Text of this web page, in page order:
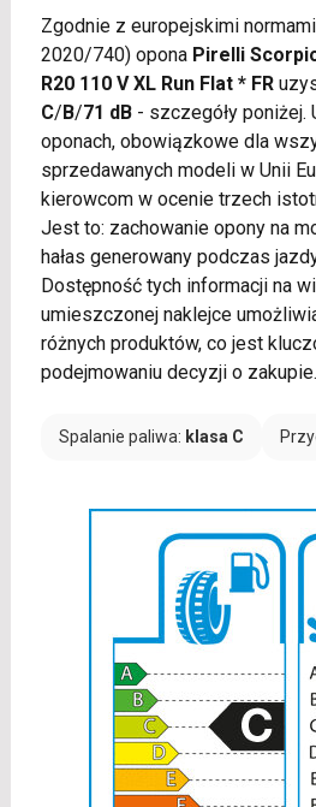
Zgodnie z europejskimi
2020/740) opona Pirelli
R20 110 V XL Run Flat * FR
C/ B/71 dB- szczegóły poniżej.
oponach, obowiązkowe dla
sprzedawanych modeli w Unii
kierowcom w ocenie trzech
Jest to: zachowanie opony na
hałas generowany podczas
Dostępność tych informacji na
umieszczonej naklejce
różnych produktów, co jest
podejmowaniu decyzji o zakupie.
Spalanie paliwa: klasa C